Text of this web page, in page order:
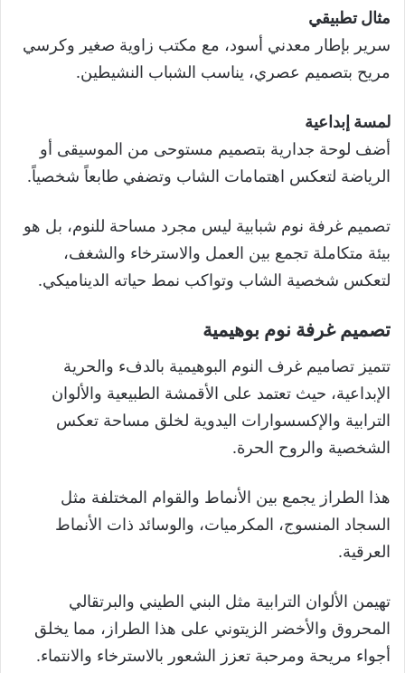
مثال تطبيقي
سرير بإطار معدني أسود، مع مكتب زاوية صغير وكرسي
مريح بتصميم عصري، يناسب الشباب النشيطين.
لمسة إبداعية
أضف لوحة جدارية بتصميم مستوحى من الموسيقى أو
الرياضة لتعكس اهتمامات الشاب وتضفي طابعاً شخصياً.
تصميم غرفة نوم شبابية ليس مجرد مساحة للنوم، بل هو
بيئة متكاملة تجمع بين العمل والاسترخاء والشغف،
لتعكس شخصية الشاب وتواكب نمط حياته الديناميكي.
تصميم غرفة نوم بوهيمية
تتميز تصاميم غرف النوم البوهيمية بالدفء والحرية
الإبداعية، حيث تعتمد على الأقمشة الطبيعية والألوان
الترابية والإكسسوارات اليدوية لخلق مساحة تعكس
الشخصية والروح الحرة.
هذا الطراز يجمع بين الأنماط والقوام المختلفة مثل
السجاد المنسوج، المكرميات، والوسائد ذات الأنماط
العرقية.
تهيمن الألوان الترابية مثل البني الطيني والبرتقالي
المحروق والأخضر الزيتوني على هذا الطراز، مما يخلق
أجواء مريحة ومرحبة تعزز الشعور بالاسترخاء والانتماء.